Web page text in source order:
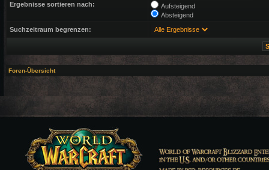
Ergebnisse sortieren nach:
Aufsteigend
Absteigend
Suchzeitraum begrenzen:
Foren-Übersicht